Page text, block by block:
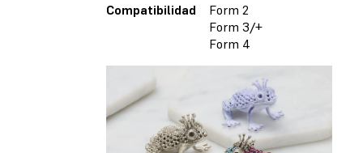
Compatibilidad
Form 2
Form 3/+
Form 4